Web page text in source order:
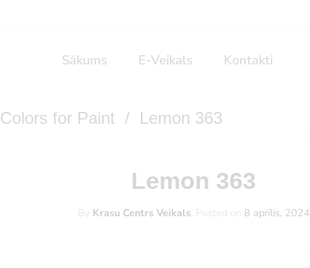
Sākums E-Veikals Kontakti
Colors for Paint / Lemon 363
Lemon 363
By Krasu Centrs Veikals. Posted on 8 aprīlis, 2024